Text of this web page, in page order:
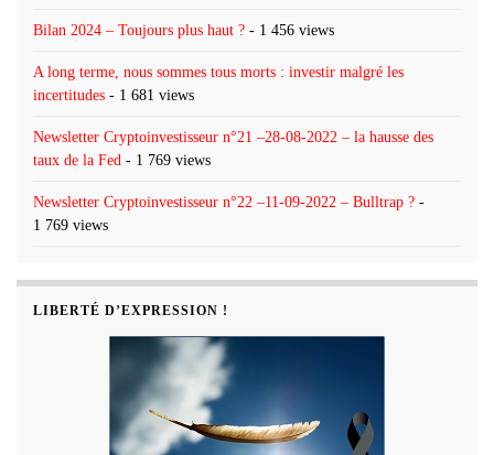
Bilan 2024 – Toujours plus haut ? - 1 456 views
A long terme, nous sommes tous morts : investir malgré les
incertitudes - 1 681 views
Newsletter Cryptoinvestisseur n°21 –28-08-2022 – la hausse des
taux de la Fed - 1 769 views
Newsletter Cryptoinvestisseur n°22 –11-09-2022 – Bulltrap ? -
1 769 views
LIBERTÉ D’EXPRESSION !